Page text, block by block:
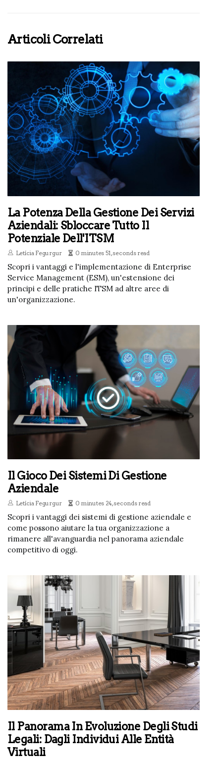
Articoli Correlati
La Potenza Della Gestione Dei Servizi
Aziendali: Sbloccare Tutto Il
Potenziale Dell'ITSM
Letícia Fegurgur 0 minutes 51, seconds read
Scopri i vantaggi e l'implementazione di Enterprise
Service Management (ESM), un'estensione dei
principi e delle pratiche ITSM ad altre aree di
un'organizzazione.
Il Gioco Dei Sistemi Di Gestione
Aziendale
Letícia Fegurgur 0 minutes 24, seconds read
Scopri i vantaggi dei sistemi di gestione aziendale e
come possono aiutare la tua organizzazione a
rimanere all'avanguardia nel panorama aziendale
competitivo di oggi.
Il Panorama In Evoluzione Degli Studi
Legali: Dagli Individui Alle Entità
Virtuali